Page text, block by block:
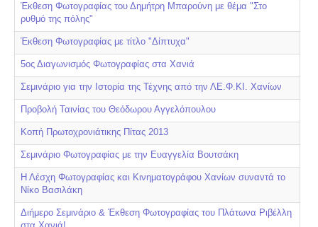
Έκθεση Φωτογραφίας του Δημήτρη Μπαρούνη με θέμα "Στο
ρυθμό της πόλης"
Έκθεση Φωτογραφίας με τίτλο "Δίπτυχα"
5ος Διαγωνισμός Φωτογραφίας στα Χανιά
Σεμινάριο για την Ιστορία της Τέχνης από την ΛΕ.Φ.ΚΙ. Χανίων
Προβολή Ταινίας του Θεόδωρου Αγγελόπουλου
Κοπή Πρωτοχρονιάτικης Πίτας 2013
Σεμινάριο Φωτογραφίας με την Ευαγγελία Βουτσάκη
Η Λέσχη Φωτογραφίας και Κινηματογράφου Χανίων συναντά το
Νίκο Βασιλάκη
Διήμερο Σεμινάριο & Έκθεση Φωτογραφίας του Πλάτωνα Ριβέλλη